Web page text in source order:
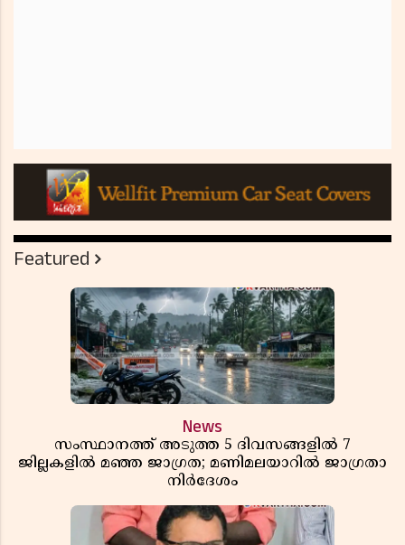
Featured
News
സംസ്ഥാനത്ത് അടുത്ത 5 ദിവസങ്ങളിൽ 7
ജില്ലകളിൽ മഞ്ഞ ജാഗ്രത; മണിമലയാറിൽ ജാഗ്രതാ
നിർദേശം